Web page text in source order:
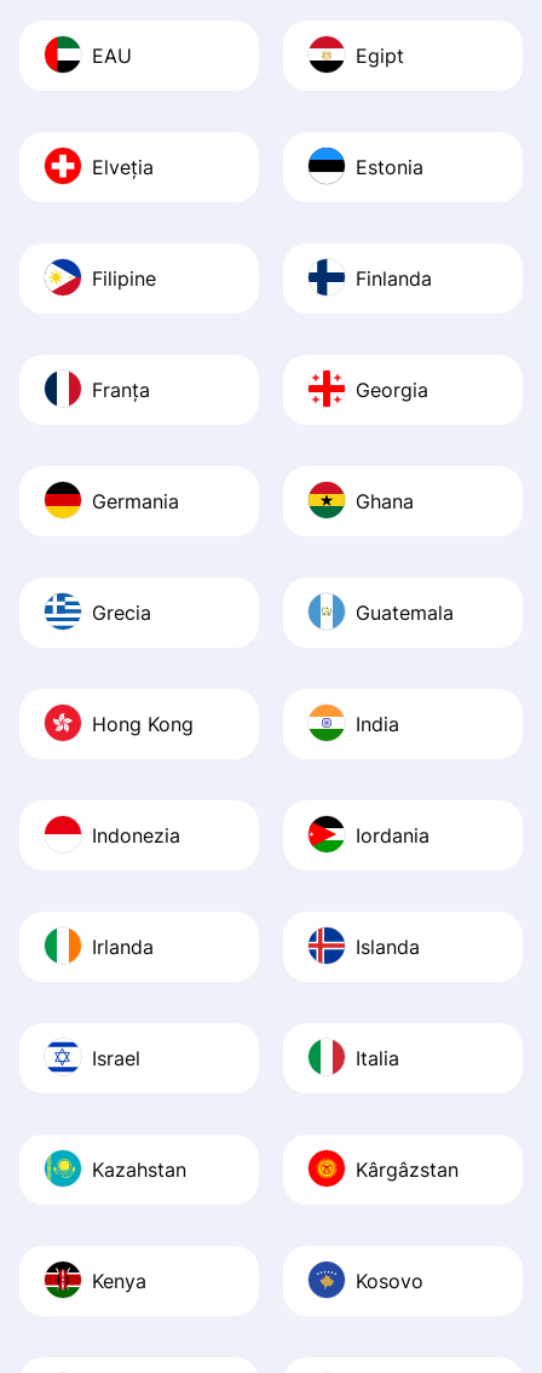
EAU Egipt
Elveția Estonia
Filipine Finlanda
Franța Georgia
Germania Ghana
Grecia Guatemala
Hong Kong India
Indonezia Iordania
Irlanda Islanda
Israel Italia
Kazahstan Kârgâzstan
Kenya Kosovo